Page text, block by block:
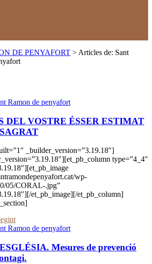
DE PENYAFORT > Articles de: Sant
Ramon de penyafort
DEL VOSTRE ÉSSER ESTIMAT
_builder_version=”3.19.18″]
type=”4_4″
wp-
05/CORAL-.jpg”
et_pb_image][/et_pb_column]
Ramon de penyafort
Mesures de prevenció